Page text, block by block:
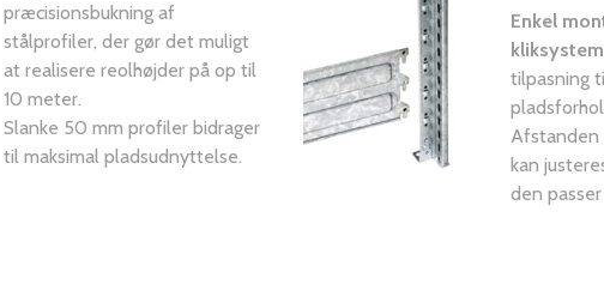
præcisionsbukning af
stålprofiler, der gør det muligt
at realisere reolhøjder på op til
10 meter.
Slanke 50 mm profiler bidrager
til maksimal pladsudnyttelse.
Enkel
kliksystem
tilpasning
Afstanden
kan
den